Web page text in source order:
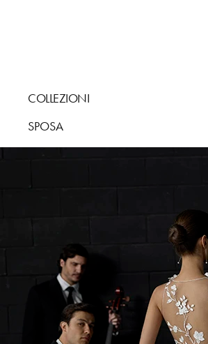
COLLEZIONI
SPOSA